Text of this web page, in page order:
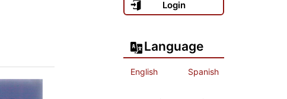
Login
Language
English Spanish